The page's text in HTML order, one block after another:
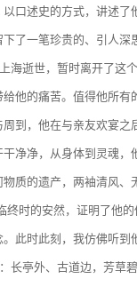
口述史的方式，讲述了
了一笔珍贵的、引人深
海逝世，暂时离开了这
他的痛苦。值得他所有
到，他在与亲友欢宴之
净净，从身体到灵魂，
质的遗产，两袖清风、
终时的安然，证明了他
此时此刻，我仿佛听到
：长亭外、古道边，芳